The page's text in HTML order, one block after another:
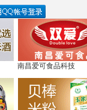
南昌爱可食品科技